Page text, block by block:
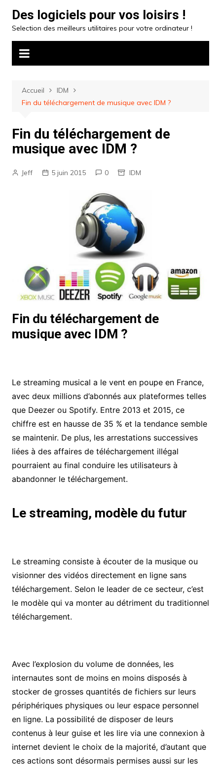
contenu
Des logiciels pour vos loisirs !
Selection des meilleurs utilitaires pour votre ordinateur !
Accueil
IDM
Fin du téléchargement de musique avec IDM ?
Fin du téléchargement de
musique avec IDM ?
Jeff 5 juin 2015 0 IDM
Fin du téléchargement de
musique avec IDM ?
Le streaming musical a le vent en poupe en France,
avec deux millions d’abonnés aux plateformes telles
que Deezer ou Spotify. Entre 2013 et 2015, ce
chiffre est en hausse de 35 % et la tendance semble
se maintenir. De plus, les arrestations successives
liées à des affaires de téléchargement illégal
pourraient au final conduire les utilisateurs à
abandonner le téléchargement.
Le streaming, modèle du futur
Le streaming consiste à écouter de la musique ou
visionner des vidéos directement en ligne sans
téléchargement. Selon le leader de ce secteur, c’est
le modèle qui va monter au détriment du traditionnel
téléchargement.
Avec l’explosion du volume de données, les
internautes sont de moins en moins disposés à
stocker de grosses quantités de fichiers sur leurs
périphériques physiques ou leur espace personnel
en ligne. La possibilité de disposer de leurs
contenus à leur guise et les lire via une connexion à
internet devient le choix de la majorité, d’autant que
ces actions sont désormais permises aussi sur les